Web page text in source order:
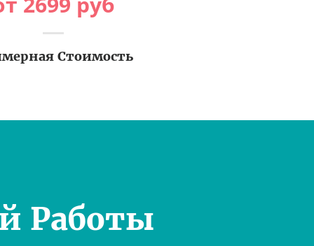
Стоимость
Работы